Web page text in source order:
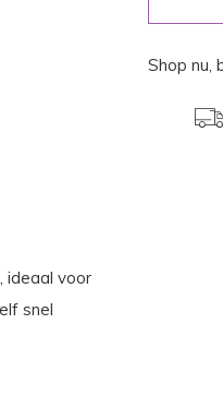
Shop nu,
ideaal voor
snel